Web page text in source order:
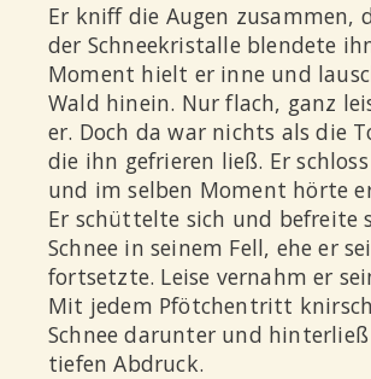
Er kniff die Augen zusammen,
der Schneekristalle blendete
Moment hielt er inne und
Wald hinein. Nur flach, ganz
er. Doch da war nichts als die
die ihn gefrieren ließ. Er
und im selben Moment hörte
Er schüttelte sich und befreite
Schnee in seinem Fell, ehe er
fortsetzte. Leise vernahm er
Mit jedem Pfötchentritt
Schnee darunter und
tiefen Abdruck.